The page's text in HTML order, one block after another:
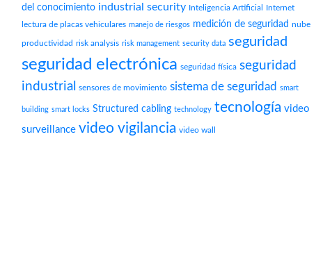
del conocimiento industrial security Inteligencia Artificial
Internet
lectura de placas vehiculares manejo de riesgos medición de seguridad nube
productividad risk analysis risk management security data seguridad
seguridad electrónica seguridad física seguridad
industrial
sensores de movimiento sistema de seguridad smart
building smart locks Structured cabling technology tecnología video
surveillance video vigilancia video wall